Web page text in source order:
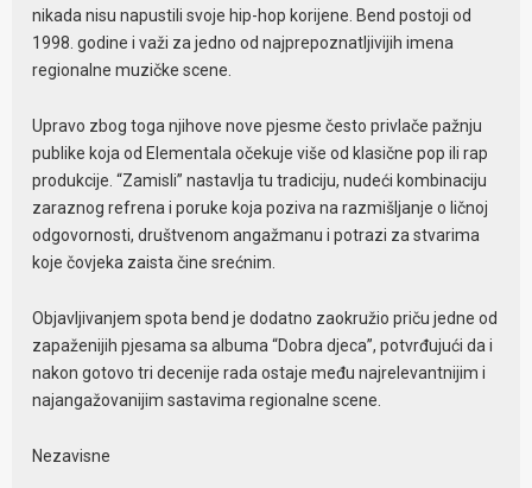
nikada nisu napustili svoje hip-hop korijene. Bend postoji od
1998. godine i važi za jedno od najprepoznatljivijih imena
regionalne muzičke scene.
Upravo zbog toga njihove nove pjesme često privlače pažnju
publike koja od Elementala očekuje više od klasične pop ili rap
produkcije. “Zamisli” nastavlja tu tradiciju, nudeći kombinaciju
zaraznog refrena i poruke koja poziva na razmišljanje o ličnoj
odgovornosti, društvenom angažmanu i potrazi za stvarima
koje čovjeka zaista čine srećnim.
Objavljivanjem spota bend je dodatno zaokružio priču jedne od
zapaženijih pjesama sa albuma “Dobra djeca”, potvrđujući da i
nakon gotovo tri decenije rada ostaje među najrelevantnijim i
najangažovanijim sastavima regionalne scene.
Nezavisne